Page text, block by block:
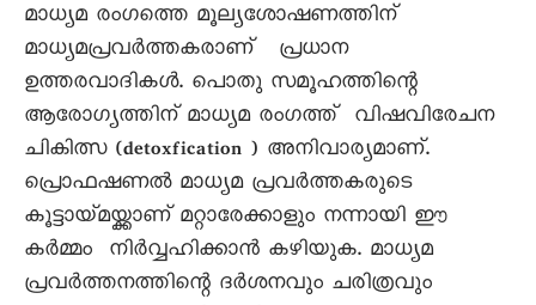
മാധ്യമ രംഗത്തെ മൂല്യശോഷണത്തിന്
മാധ്യമപ്രവർത്തകരാണ് പ്രധാന
ഉത്തരവാദികൾ. പൊതു സമൂഹത്തിന്റെ
ആരോഗ്യത്തിന് മാധ്യമ രംഗത്ത് വിഷവിരേചന
ചികിത്സ (detoxfication ) അനിവാര്യമാണ്.
പ്രൊഫഷണൽ മാധ്യമ പ്രവർത്തകരുടെ
കൂട്ടായ്മയ്ക്കാണ് മറ്റാരേക്കാളും നന്നായി ഈ
കർമ്മം നിർവ്വഹിക്കാൻ കഴിയുക. മാധ്യമ
പ്രവർത്തനത്തിന്റെ ദർശനവും ചരിത്രവും